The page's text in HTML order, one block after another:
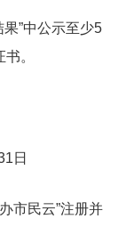
”中公示至少5
。
日
市民云”注册并